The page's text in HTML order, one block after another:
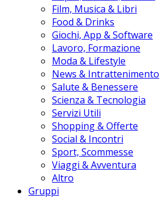
Film, Musica & Libri
Food & Drinks
Giochi, App & Software
Lavoro, Formazione
Moda & Lifestyle
News & Intrattenimento
Salute & Benessere
Scienza & Tecnologia
Servizi Utili
Shopping & Offerte
Social & Incontri
Sport, Scommesse
Viaggi & Avventura
Altro
Gruppi